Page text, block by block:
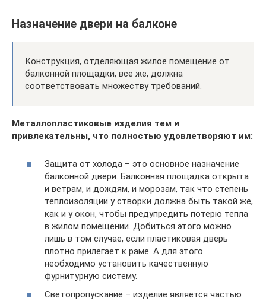
Назначение двери на балконе
Конструкция, отделяющая жилое помещение от
балконной площадки, все же, должна
соответствовать множеству требований.
Металлопластиковые изделия тем и
привлекательны, что полностью удовлетворяют им:
Защита от холода – это основное назначение
балконной двери. Балконная площадка открыта
и ветрам, и дождям, и морозам, так что степень
теплоизоляции у створки должна быть такой же,
как и у окон, чтобы предупредить потерю тепла
в жилом помещении. Добиться этого можно
лишь в том случае, если пластиковая дверь
плотно прилегает к раме. А для этого
необходимо установить качественную
фурнитурную систему.
Светопропускание – изделие является частью